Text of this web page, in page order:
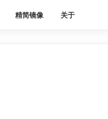
精简镜像 关于